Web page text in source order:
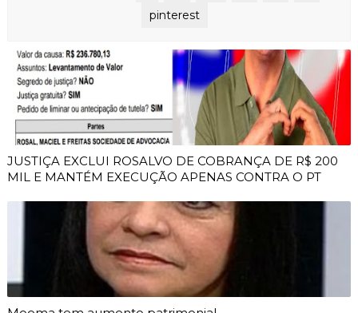
pinterest
JUSTIÇA EXCLUI ROSALVO DE COBRANÇA DE R$ 200
MIL E MANTÉM EXECUÇÃO APENAS CONTRA O PT